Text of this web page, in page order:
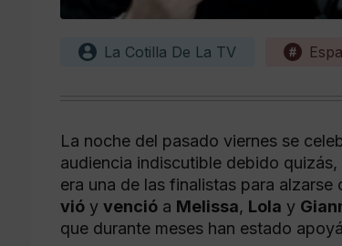
La Cotilla De La TV
La noche del pasado viernes se
audiencia indiscutible debido quizás,
era una de las finalistas para alzarse
vió y venció a Melissa, Lola y
que durante meses han estado